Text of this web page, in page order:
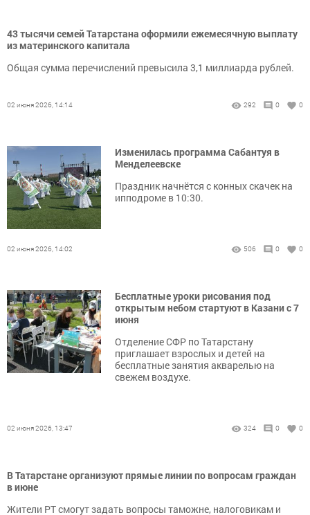
43 тысячи семей Татарстана оформили ежемесячную выплату
из материнского капитала
Общая сумма перечислений превысила 3,1 миллиарда рублей.
02 июня 2026, 14:14 292 0 0
Изменилась программа Сабантуя в
Менделеевске
Праздник начнётся с конных скачек на
ипподроме в 10:30.
02 июня 2026, 14:02 506 0 0
Бесплатные уроки рисования под
открытым небом стартуют в Казани с 7
июня
Отделение СФР по Татарстану
приглашает взрослых и детей на
бесплатные занятия акварелью на
свежем воздухе.
02 июня 2026, 13:47 324 0 0
В Татарстане организуют прямые линии по вопросам граждан
в июне
Жители РТ смогут задать вопросы таможне, налоговикам и